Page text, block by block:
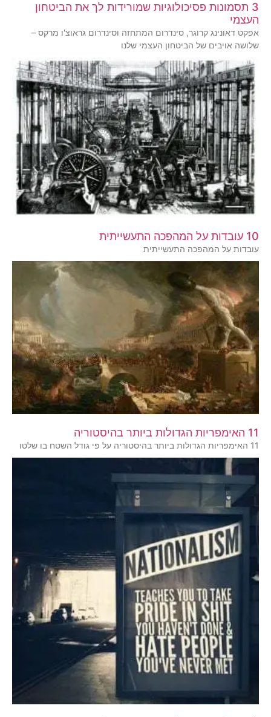
3 תסמונות פסיכולוגיות שמורידות לך את הביטחון
העצמי
אפקט דאונינג קרוגר, סינדרום המתחזה וסינדרום גראוצ'ו מרקס –
שלושה אויבים של הביטחון העצמי שלנו
10 עובדות על המהפכה התעשייתית
עובדות על המהפכה התעשייתית
11 האימפריות הגדולות ביותר בהיסטוריה
11 האימפריות הגדולות ביותר בהיסטוריה על פי גודל השטח בו שלטו